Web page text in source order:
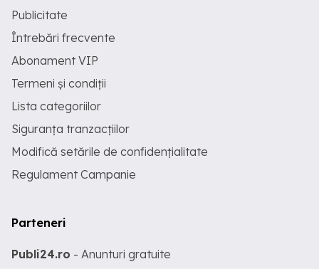
Publicitate
Întrebări frecvente
Abonament VIP
Termeni și condiții
Lista categoriilor
Siguranța tranzacțiilor
Modifică setările de confidențialitate
Regulament Campanie
Parteneri
Publi24.ro - Anunturi gratuite